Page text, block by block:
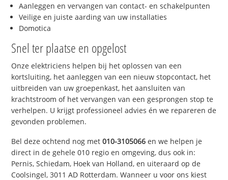
Aanleggen en vervangen van contact- en schakelpunten
Veilige en juiste aarding van uw installaties
Domotica
Snel ter plaatse en opgelost
Onze elektriciens helpen bij het oplossen van een
kortsluiting, het aanleggen van een nieuw stopcontact, het
uitbreiden van uw groepenkast, het aansluiten van
krachtstroom of het vervangen van een gesprongen stop te
verhelpen. U krijgt professioneel advies én we repareren de
gevonden problemen.
Bel deze ochtend nog met010-3105066 en we helpen je
direct in de gehele 010 regio en omgeving, dus ook in:
Pernis, Schiedam, Hoek van Holland, en uiteraard op de
Coolsingel, 3011 AD Rotterdam. Wanneer u voor ons kiest